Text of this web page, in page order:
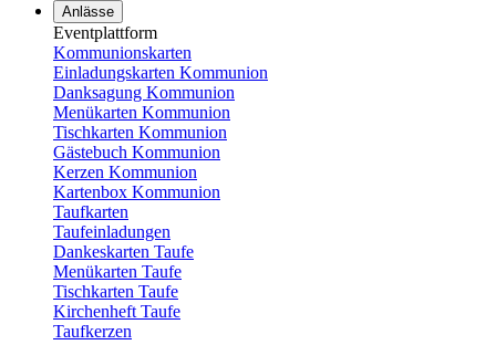
Anlässe
Eventplattform
Kommunionskarten
Einladungskarten Kommunion
Danksagung Kommunion
Menükarten Kommunion
Tischkarten Kommunion
Gästebuch Kommunion
Kerzen Kommunion
Kartenbox Kommunion
Taufkarten
Taufeinladungen
Dankeskarten Taufe
Menükarten Taufe
Tischkarten Taufe
Kirchenheft Taufe
Taufkerzen